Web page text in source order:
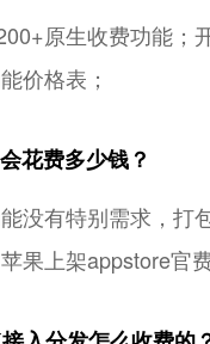
原生收费功能
价格表；
花费多少钱？
没有特别需求，
果上架appstore官